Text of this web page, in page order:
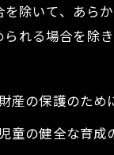
除いて、あら
れる場合を除き
産の保護のた
童の健全な育